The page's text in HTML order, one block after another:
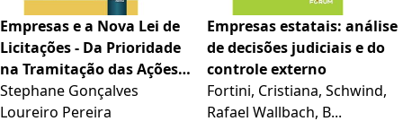
Empresas e a Nova Lei de
Licitações - Da Prioridade
na Tramitação das Ações
ao E-Marketplace
Governamental
Stephane Gonçalves
Loureiro Pereira
Empresas estatais: análise
de decisões judiciais e do
controle externo
Fortini, Cristiana, Schwind,
Rafael Wallbach, B...